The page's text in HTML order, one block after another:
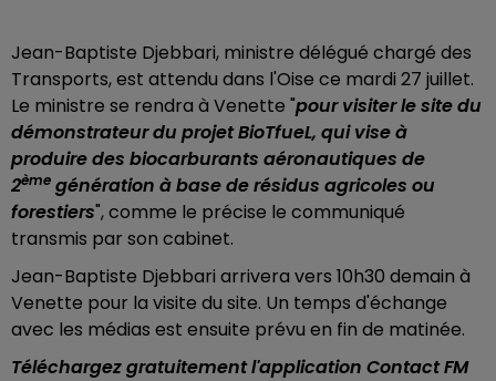
Jean-Baptiste Djebbari, ministre délégué chargé des
Transports, est attendu dans l'Oise ce mardi 27 juillet.
Le ministre se rendra à Venette "pour visiter le site du
démonstrateur du projet BioTfueL, qui vise à
produire des biocarburants aéronautiques de
2ème génération à base de résidus agricoles ou
forestiers", comme le précise le communiqué
transmis par son cabinet.
Jean-Baptiste Djebbari arrivera vers 10h30 demain à
Venette pour la visite du site. Un temps d'échange
avec les médias est ensuite prévu en fin de matinée.
Téléchargez gratuitement l'application Contact FM